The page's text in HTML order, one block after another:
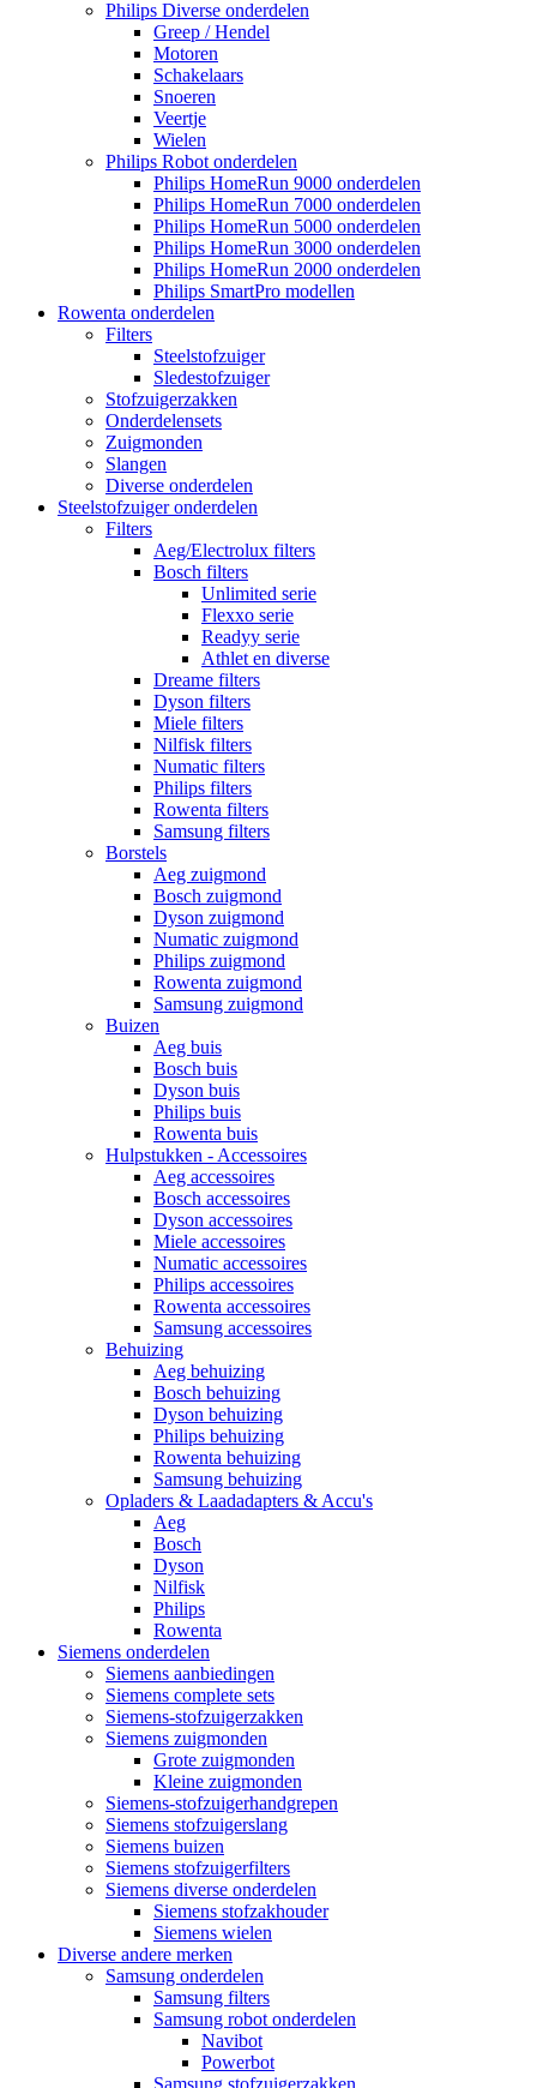
Philips Diverse onderdelen
Greep / Hendel
Motoren
Schakelaars
Snoeren
Veertje
Wielen
Philips Robot onderdelen
Philips HomeRun 9000 onderdelen
Philips HomeRun 7000 onderdelen
Philips HomeRun 5000 onderdelen
Philips HomeRun 3000 onderdelen
Philips HomeRun 2000 onderdelen
Philips SmartPro modellen
Rowenta onderdelen
Filters
Steelstofzuiger
Sledestofzuiger
Stofzuigerzakken
Onderdelensets
Zuigmonden
Slangen
Diverse onderdelen
Steelstofzuiger onderdelen
Filters
Aeg/Electrolux filters
Bosch filters
Unlimited serie
Flexxo serie
Readyy serie
Athlet en diverse
Dreame filters
Dyson filters
Miele filters
Nilfisk filters
Numatic filters
Philips filters
Rowenta filters
Samsung filters
Borstels
Aeg zuigmond
Bosch zuigmond
Dyson zuigmond
Numatic zuigmond
Philips zuigmond
Rowenta zuigmond
Samsung zuigmond
Buizen
Aeg buis
Bosch buis
Dyson buis
Philips buis
Rowenta buis
Hulpstukken - Accessoires
Aeg accessoires
Bosch accessoires
Dyson accessoires
Miele accessoires
Numatic accessoires
Philips accessoires
Rowenta accessoires
Samsung accessoires
Behuizing
Aeg behuizing
Bosch behuizing
Dyson behuizing
Philips behuizing
Rowenta behuizing
Samsung behuizing
Opladers & Laadadapters & Accu's
Aeg
Bosch
Dyson
Nilfisk
Philips
Rowenta
Siemens onderdelen
Siemens aanbiedingen
Siemens complete sets
Siemens-stofzuigerzakken
Siemens zuigmonden
Grote zuigmonden
Kleine zuigmonden
Siemens-stofzuigerhandgrepen
Siemens stofzuigerslang
Siemens buizen
Siemens stofzuigerfilters
Siemens diverse onderdelen
Siemens stofzakhouder
Siemens wielen
Diverse andere merken
Samsung onderdelen
Samsung filters
Samsung robot onderdelen
Navibot
Powerbot